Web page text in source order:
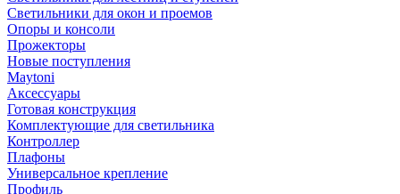
Светильники для окон и проемов
Опоры и консоли
Прожекторы
Новые поступления
Maytoni
Аксессуары
Готовая конструкция
Комплектующие для светильника
Контроллер
Плафоны
Универсальное крепление
Профиль